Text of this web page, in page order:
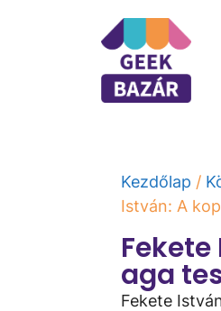
Kezdőlap /
István: A
aga
Fekete